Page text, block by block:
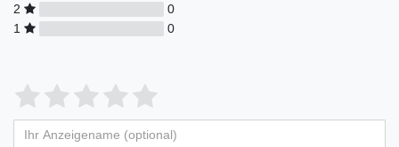
2
0
1
0
Bewertungssterne
von
4
von
3
von
2
von
1
von